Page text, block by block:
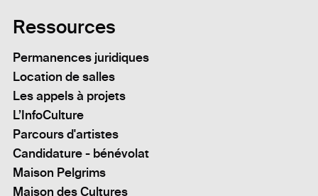
Ressources
Permanences juridiques
Location de salles
Les appels à projets
L’InfoCulture
Parcours d'artistes
Candidature - bénévolat
Maison Pelgrims
Maison des Cultures